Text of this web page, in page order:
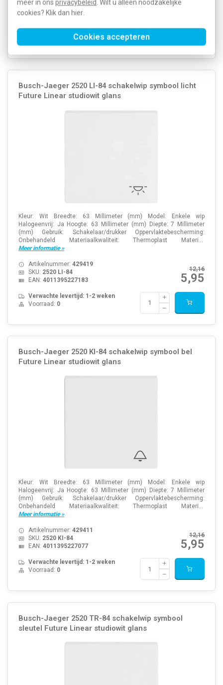
meer in ons privacybeleid. Wilt u alleen noodzakelijke
cookies? Klik dan hier.
Cookies accepteren
SKU: 1764 NLI-84
EAN:4011395995853
Verwachte levertijd: 1-2 weken
Busch-Jaeger 2520 LI-84 schakelwip symbool licht
Future Linear studiowit glans
Kleur: Wit Breedte: 63 Millimeter (mm) Model: Enkele wip
Halogeenvrij: Ja Hoogte: 63 Millimeter (mm) Diepte: 7 Millimeter
(mm) Gebruik: Schakelaar/drukker Oppervlaktebescherming:
Onbehandeld Materiaalkwaliteit: Thermoplast Materi...
Meer informatie »
12,16
5,95
Artikelnummer: 429419
SKU: 2520 LI-84
EAN: 4011395227183
Verwachte levertijd: 1-2 weken
Voorraad: 0
Busch-Jaeger 2520 KI-84 schakelwip symbool bel
Future Linear studiowit glans
Kleur: Wit Breedte: 63 Millimeter (mm) Model: Enkele wip
Halogeenvrij: Ja Hoogte: 63 Millimeter (mm) Diepte: 7 Millimeter
(mm) Gebruik: Schakelaar/drukker Oppervlaktebescherming:
Onbehandeld Materiaalkwaliteit: Thermoplast Materi...
Meer informatie »
12,16
5,95
Artikelnummer: 429411
SKU: 2520 KI-84
EAN: 4011395227077
Verwachte levertijd: 1-2 weken
Voorraad: 0
Busch-Jaeger 2520 TR-84 schakelwip symbool
sleutel Future Linear studiowit glans